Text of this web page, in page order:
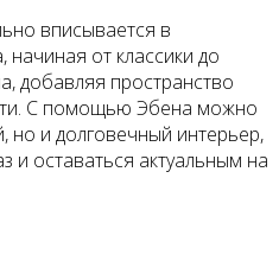
вписывается в
начиная от классики до
добавляя пространство
С помощью Эбена можно
но и долговечный интерьер,
и оставаться актуальным на